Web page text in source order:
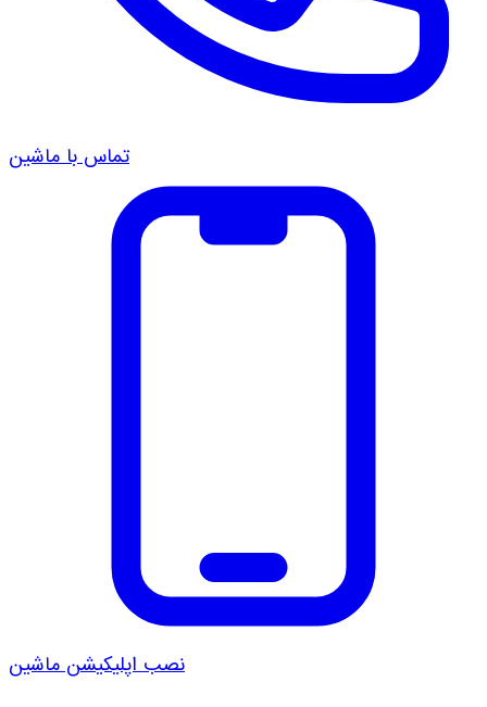
تماس با ماشین
نصب اپلیکیشن ماشین